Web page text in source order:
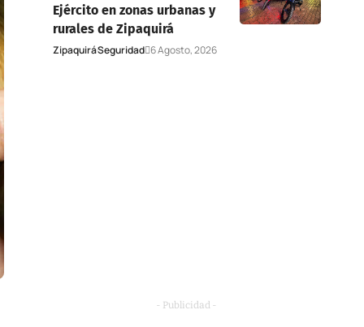
Ejército en zonas urbanas y
rurales de Zipaquirá
ZipaquiráSeguridad 6 Agosto, 2026
- Publicidad -